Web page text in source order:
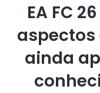
EA FC
ainda